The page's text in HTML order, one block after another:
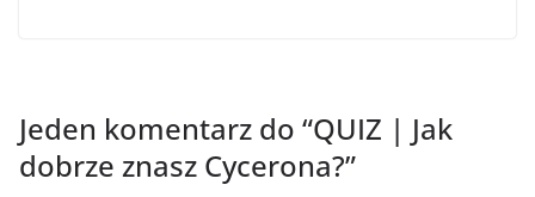
Jeden komentarz do “QUIZ | Jak
dobrze znasz Cycerona?”